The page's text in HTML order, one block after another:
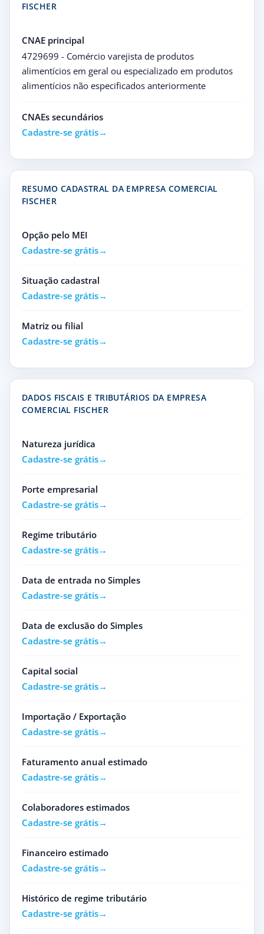
FISCHER
CNAE principal
4729699 - Comércio varejista de produtos
alimentícios em geral ou especializado em produtos
alimentícios não especificados anteriormente
CNAEs secundários
Cadastre-se grátis
RESUMO CADASTRAL DA EMPRESA COMERCIAL
FISCHER
Opção pelo MEI
Cadastre-se grátis
Situação cadastral
Cadastre-se grátis
Matriz ou filial
Cadastre-se grátis
DADOS FISCAIS E TRIBUTÁRIOS DA EMPRESA
COMERCIAL FISCHER
Natureza jurídica
Cadastre-se grátis
Porte empresarial
Cadastre-se grátis
Regime tributário
Cadastre-se grátis
Data de entrada no Simples
Cadastre-se grátis
Data de exclusão do Simples
Cadastre-se grátis
Capital social
Cadastre-se grátis
Importação / Exportação
Cadastre-se grátis
Faturamento anual estimado
Cadastre-se grátis
Colaboradores estimados
Cadastre-se grátis
Financeiro estimado
Cadastre-se grátis
Histórico de regime tributário
Cadastre-se grátis